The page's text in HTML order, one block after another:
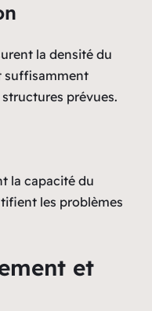
la densité du
suffisamment
prévues.
la capacité du
les problèmes
et